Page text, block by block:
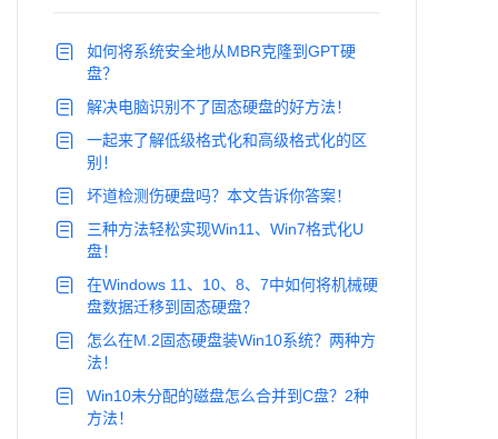
如何将系统安全地从MBR克隆到GPT硬
盘？
解决电脑识别不了固态硬盘的好方法！
一起来了解低级格式化和高级格式化的区
别！
坏道检测伤硬盘吗？本文告诉你答案！
三种方法轻松实现Win11、Win7格式化U
盘！
在Windows 11、10、8、7中如何将机械硬
盘数据迁移到固态硬盘？
怎么在M.2固态硬盘装Win10系统？两种方
法！
Win10未分配的磁盘怎么合并到C盘？2种
方法！